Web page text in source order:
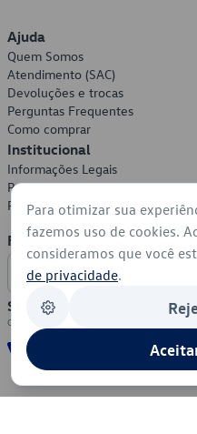
Ajuda
Quem Somos
Atendimento (SAC)
Devoluções e trocas
Perguntas Frequentes
Como comprar
Institucional
Informações Legais
Política de Privacidade
Política de Cookies
Formas de Pagamento
Segurança
Para otimizar sua
fazemos uso de cookies.
consideramos que você
de privacidade.